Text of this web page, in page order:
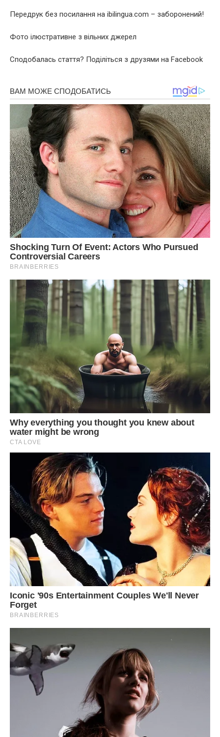
Передрук без посилання на ibilingua.com – заборонений!
Фото ілюстративне з вільних джерел
Сподобалась стаття? Поділіться з друзями на Facebook